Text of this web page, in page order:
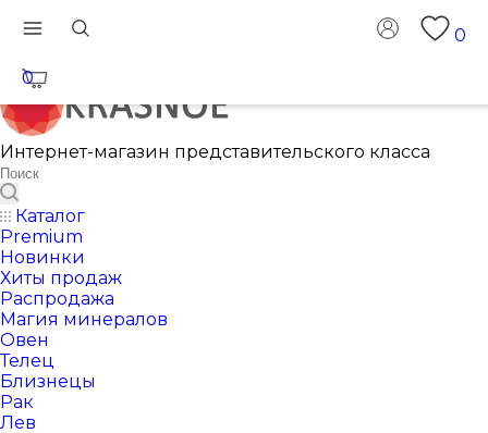
0
0
Интернет-магазин представительского класса
Каталог
Premium
Новинки
Хиты продаж
Распродажа
Магия минералов
Овен
Телец
Близнецы
Рак
Лев